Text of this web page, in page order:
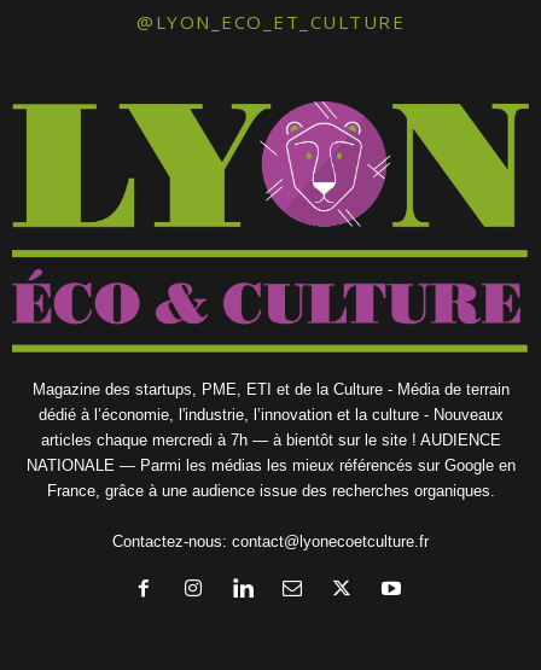
@LYON_ECO_ET_CULTURE
Magazine des startups, PME, ETI et de la Culture - Média de terrain
dédié à l’économie, l'industrie, l’innovation et la culture - Nouveaux
articles chaque mercredi à 7h — à bientôt sur le site ! AUDIENCE
NATIONALE — Parmi les médias les mieux référencés sur Google en
France, grâce à une audience issue des recherches organiques.
Contactez-nous: contact@lyonecoetculture.fr